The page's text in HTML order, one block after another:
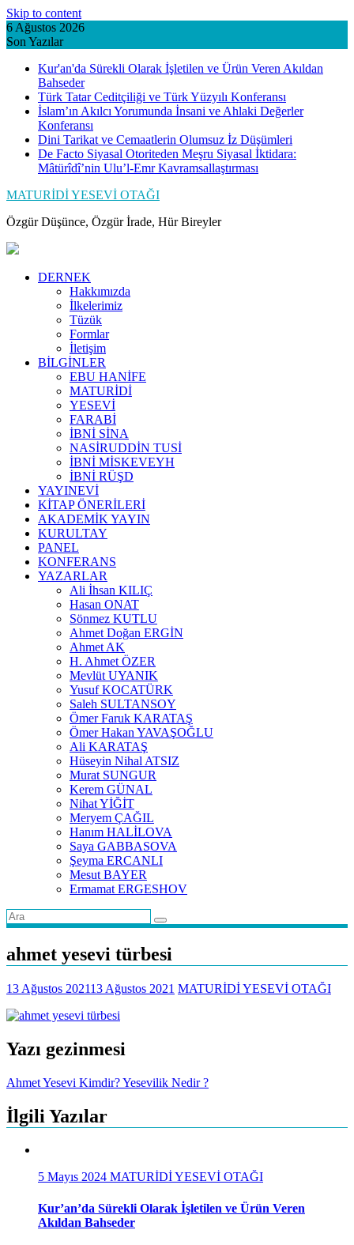
Skip to content
6 Ağustos 2026
Son Yazılar
Kur'an'da Sürekli Olarak İşletilen ve Ürün Veren Akıldan
Bahseder
Türk Tatar Ceditçiliği ve Türk Yüzyılı Konferansı
İslam’ın Akılcı Yorumunda İnsani ve Ahlaki Değerler
Konferansı
Dini Tarikat ve Cemaatlerin Olumsuz İz Düşümleri
De Facto Siyasal Otoriteden Meşru Siyasal İktidara:
Mâtürîdî’nin Ulu’l-Emr Kavramsallaştırması
MATURİDİ YESEVİ OTAĞI
Özgür Düşünce, Özgür İrade, Hür Bireyler
DERNEK
Hakkımızda
İlkelerimiz
Tüzük
Formlar
İletişim
BİLGİNLER
EBU HANİFE
MATURİDİ
YESEVİ
FARABİ
İBNİ SİNA
NASİRUDDİN TUSİ
İBNİ MİSKEVEYH
İBNİ RÜŞD
YAYINEVİ
KİTAP ÖNERİLERİ
AKADEMİK YAYIN
KURULTAY
PANEL
KONFERANS
YAZARLAR
Ali İhsan KILIÇ
Hasan ONAT
Sönmez KUTLU
Ahmet Doğan ERGİN
Ahmet AK
H. Ahmet ÖZER
Mevlüt UYANIK
Yusuf KOCATÜRK
Saleh SULTANSOY
Ömer Faruk KARATAŞ
Ömer Hakan YAVAŞOĞLU
Ali KARATAŞ
Hüseyin Nihal ATSIZ
Murat SUNGUR
Kerem GÜNAL
Nihat YİĞİT
Meryem ÇAĞIL
Hanım HALİLOVA
Saya GABBASOVA
Şeyma ERCANLI
Mesut BAYER
Ermamat ERGESHOV
ahmet yesevi türbesi
13 Ağustos 202113 Ağustos 2021 MATURİDİ YESEVİ OTAĞI
Yazı gezinmesi
Ahmet Yesevi Kimdir? Yesevilik Nedir ?
İlgili Yazılar
5 Mayıs 2024 MATURİDİ YESEVİ OTAĞI
Kur’an’da Sürekli Olarak İşletilen ve Ürün Veren
Akıldan Bahseder